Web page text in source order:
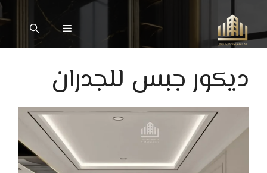
المحتوى
القائمة
ديكور جبس للجدران